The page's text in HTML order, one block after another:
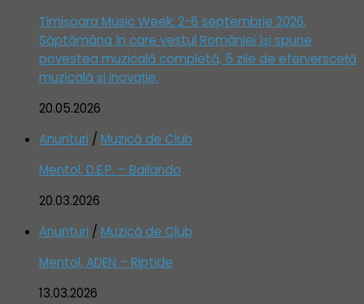
Timișoara Music Week: 2-6 septembrie 2026.
Săptămâna în care vestul României își spune
povestea muzicală completă, 5 zile de eferversceță
muzicală și inovație.
20.05.2026
Anunturi / Muzică de Club
Mentol, D.E.P. – Bailando
20.03.2026
Anunturi / Muzică de Club
Mentol, ADEN – Riptide
13.03.2026